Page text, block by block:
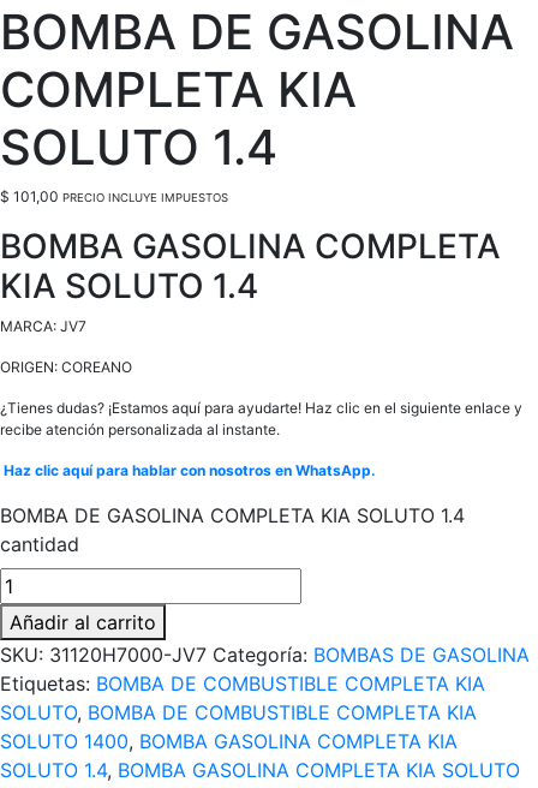
BOMBA DE GASOLINA
COMPLETA KIA
SOLUTO 1.4
$ 101,00 PRECIO INCLUYE IMPUESTOS
BOMBA GASOLINA COMPLETA
KIA SOLUTO 1.4
MARCA: JV7
ORIGEN: COREANO
¿Tienes dudas? ¡Estamos aquí para ayudarte! Haz clic en el siguiente enlace y
recibe atención personalizada al instante.
Haz clic aquí para hablar con nosotros en WhatsApp.
BOMBA DE GASOLINA COMPLETA KIA SOLUTO 1.4
cantidad
Añadir al carrito
SKU: 31120H7000-JV7 Categoría: BOMBAS DE GASOLINA
Etiquetas: BOMBA DE COMBUSTIBLE COMPLETA KIA
SOLUTO, BOMBA DE COMBUSTIBLE COMPLETA KIA
SOLUTO 1400, BOMBA GASOLINA COMPLETA KIA
SOLUTO 1.4, BOMBA GASOLINA COMPLETA KIA SOLUTO